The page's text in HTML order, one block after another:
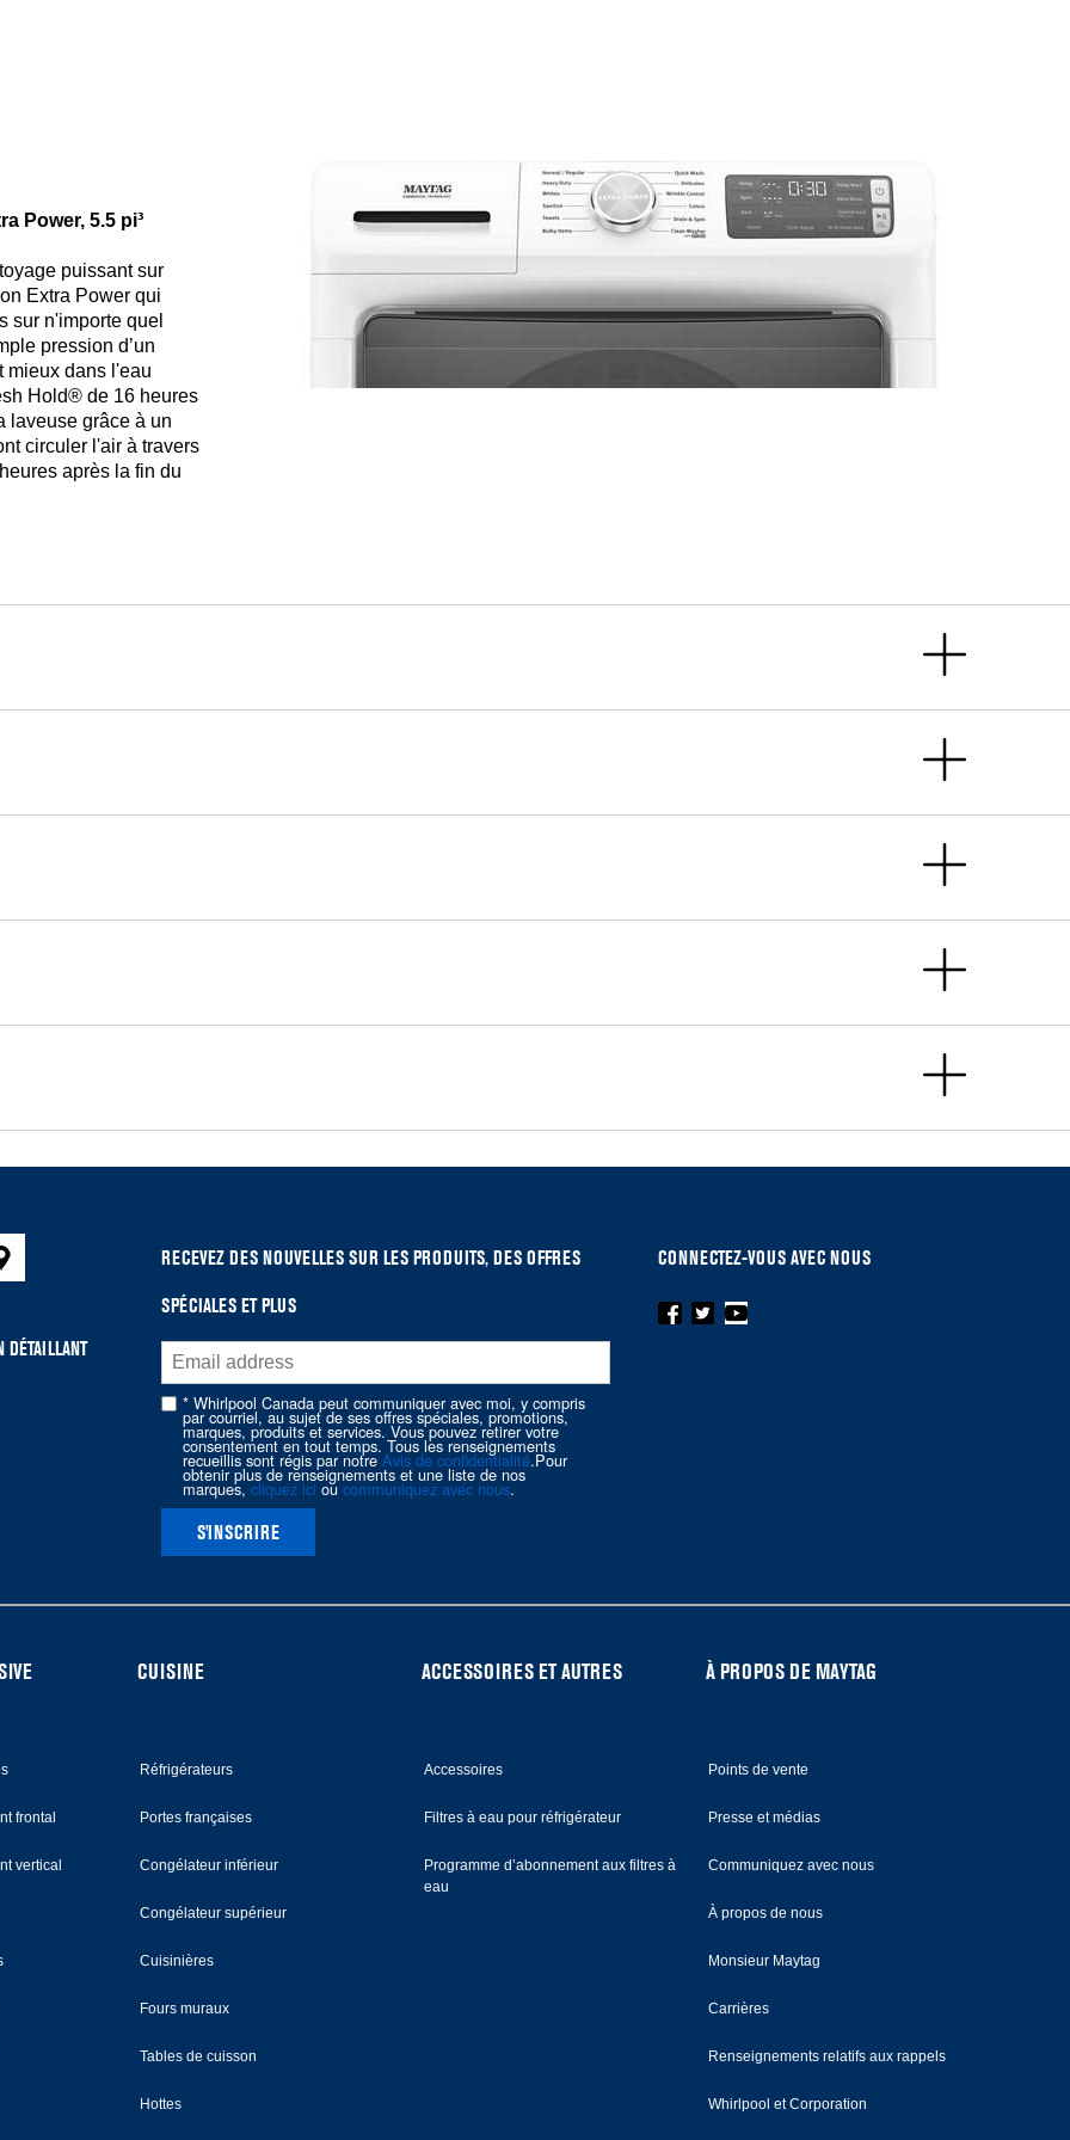
Power, 5.5 pi³
puissant sur
Extra Power qui
sur n'importe quel
pression d’un
mieux dans l'eau
Hold® de 16 heures
laveuse grâce à un
circuler l'air à travers
après la fin du
DÉTAILLANT
RECEVEZ DES NOUVELLES SUR LES PRODUITS, DES OFFRES
SPÉCIALES ET PLUS
* Whirlpool Canada peut communiquer avec moi, y compris
par courriel, au sujet de ses offres spéciales, promotions,
marques, produits et services. Vous pouvez retirer votre
consentement en tout temps. Tous les renseignements
recueillis sont régis par notreAvis de confidentialité.Pour
obtenir plus de renseignements et une liste de nos
marques,cliquez icioucommuniquez avec nous.
S'INSCRIRE
CONNECTEZ-VOUS AVEC NOUS
frontal
vertical
CUISINE
Réfrigérateurs
Portes françaises
Congélateur inférieur
Congélateur supérieur
Cuisinières
Fours muraux
Tables de cuisson
Hottes
ACCESSOIRES ET AUTRES
Accessoires
Filtres à eau pour réfrigérateur
Programme d’abonnement aux filtres à
eau
À PROPOS DE MAYTAG
Points de vente
Presse et médias
Communiquez avec nous
À propos de nous
Monsieur Maytag
Carrières
Renseignements relatifs aux rappels
Whirlpool et Corporation